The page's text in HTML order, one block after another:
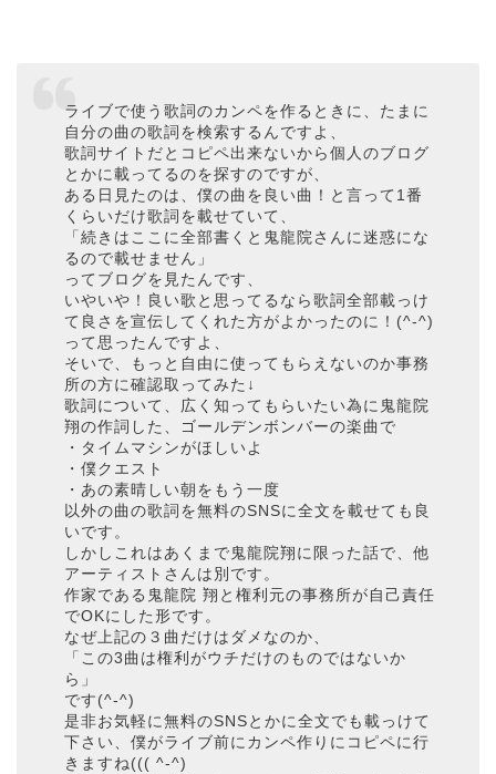
ライブで使う歌詞のカンペを作るときに、たまに
自分の曲の歌詞を検索するんですよ、
歌詞サイトだとコピペ出来ないから個人のブログ
とかに載ってるのを探すのですが、
ある日見たのは、僕の曲を良い曲！と言って1番
くらいだけ歌詞を載せていて、
「続きはここに全部書くと鬼龍院さんに迷惑にな
るので載せません」
ってブログを見たんです、
いやいや！良い歌と思ってるなら歌詞全部載っけ
て良さを宣伝してくれた方がよかったのに！(^-^)
って思ったんですよ、
そいで、もっと自由に使ってもらえないのか事務
所の方に確認取ってみた↓
歌詞について、広く知ってもらいたい為に鬼龍院
翔の作詞した、ゴールデンボンバーの楽曲で
・タイムマシンがほしいよ
・僕クエスト
・あの素晴しい朝をもう一度
以外の曲の歌詞を無料のSNSに全文を載せても良
いです。
しかしこれはあくまで鬼龍院翔に限った話で、他
アーティストさんは別です。
作家である鬼龍院 翔と権利元の事務所が自己責任
でOKにした形です。
なぜ上記の３曲だけはダメなのか、
「この3曲は権利がウチだけのものではないか
ら」
です(^-^)
是非お気軽に無料のSNSとかに全文でも載っけて
下さい、僕がライブ前にカンペ作りにコピペに行
きますね((( ^-^)